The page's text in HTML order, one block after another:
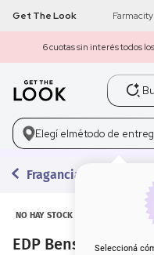
Get The Look Farmacity
6 cuotas sin interés todos
Buscar
Elegí elmétodo de
Seleccioná
Fragancias
NO HAY STOCK
EDP Bensimon
1 get the look
2 máscara pestañas
3.
5. corrector